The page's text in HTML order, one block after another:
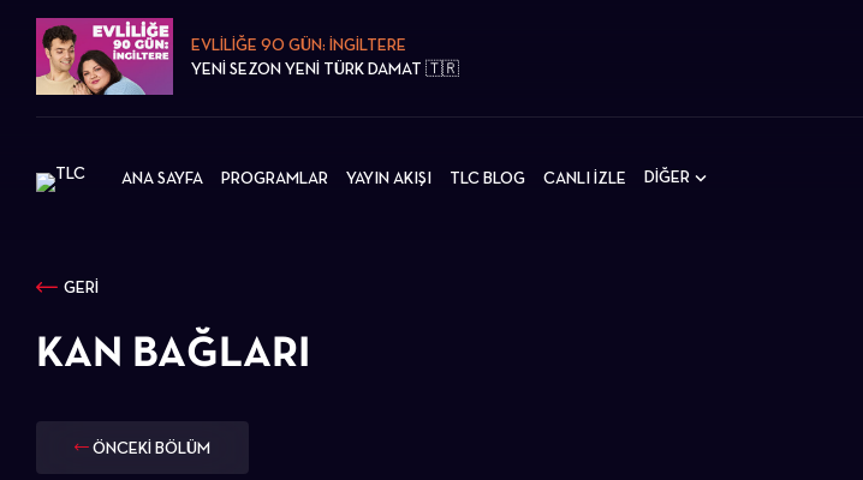
EVLİLİĞE 90 GÜN: İNGİLTERE
YENİ SEZON YENİ TÜRK DAMAT 🇹🇷
ANA SAYFA PROGRAMLAR YAYIN AKIŞI TLC BLOG CANLI İZLE DİĞER
GERİ
KAN BAĞLARI
ÖNCEKİ BÖLÜM